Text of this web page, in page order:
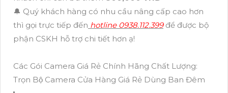
🔔 Quý khách hàng có nhu cầu nâng cấp cao hơn
thì gọi trực tiếp đến hotline 0938.112.399để được bộ
phận CSKH hỗ trợ chi tiết hơn ạ!
Các Gói Camera Giá Rẻ Chính Hãng Chất Lượng:
Trọn Bộ Camera Cửa Hàng Giá Rẻ Dùng Ban Đêm